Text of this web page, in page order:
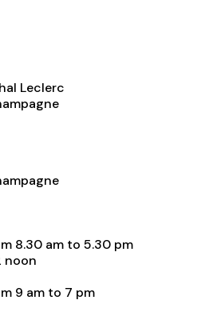
Leclerc
8.30 am to 5.30 pm
noon
9 am to 7 pm